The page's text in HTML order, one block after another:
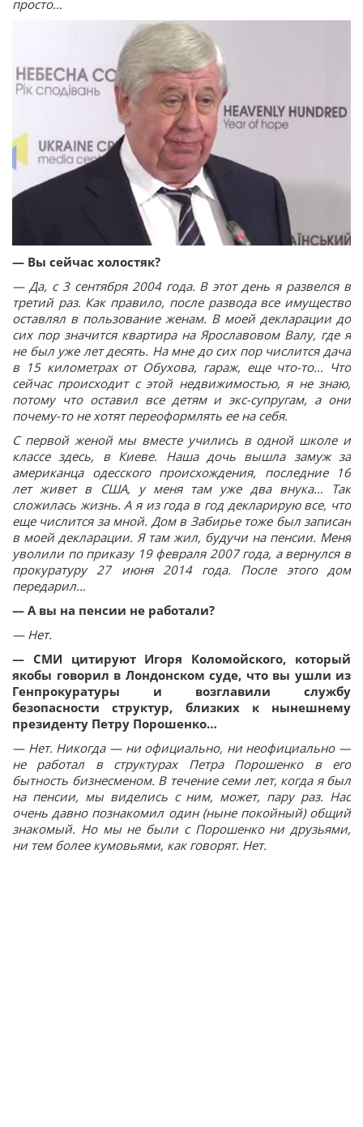
просто…
— Вы сейчас холостяк?
— Да, с 3 сентября 2004 года. В этот день я развелся в
третий раз. Как правило, после развода все имущество
оставлял в пользование женам. В моей декларации до
сих пор значится квартира на Ярославовом Валу, где я
не был уже лет десять. На мне до сих пор числится дача
в 15 километрах от Обухова, гараж, еще что-то… Что
сейчас происходит с этой недвижимостью, я не знаю,
потому что оставил все детям и экс-супругам, а они
почему-то не хотят переоформлять ее на себя.
С первой женой мы вместе учились в одной школе и
классе здесь, в Киеве. Наша дочь вышла замуж за
американца одесского происхождения, последние 16
лет живет в США, у меня там уже два внука… Так
сложилась жизнь. А я из года в год декларирую все, что
еще числится за мной. Дом в Забирье тоже был записан
в моей декларации. Я там жил, будучи на пенсии. Меня
уволили по приказу 19 февраля 2007 года, а вернулся в
прокуратуру 27 июня 2014 года. После этого дом
передарил…
— А вы на пенсии не работали?
— Нет.
— СМИ цитируют Игоря Коломойского, который
якобы говорил в Лондонском суде, что вы ушли из
Генпрокуратуры и возглавили службу
безопасности структур, близких к нынешнему
президенту Петру Порошенко…
— Нет. Никогда — ни официально, ни неофициально —
не работал в структурах Петра Порошенко в его
бытность бизнесменом. В течение семи лет, когда я был
на пенсии, мы виделись с ним, может, пару раз. Нас
очень давно познакомил один (ныне покойный) общий
знакомый. Но мы не были с Порошенко ни друзьями,
ни тем более кумовьями, как говорят. Нет.